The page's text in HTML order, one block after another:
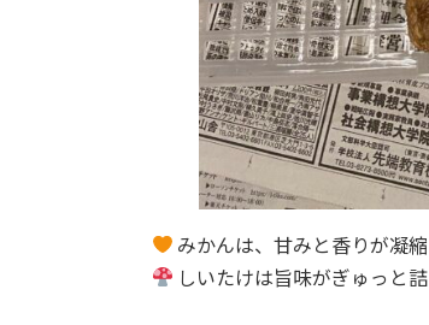
みかんは、甘みと香りが凝
しいたけは旨味がぎゅっと